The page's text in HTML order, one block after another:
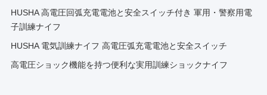
HUSHA 高電圧回弧充電電池と安全スイッチ付き 軍用・警察用電
子訓練ナイフ
HUSHA 電気訓練ナイフ 高電圧弧充電電池と安全スイッチ
高電圧ショック機能を持つ便利な実用訓練ショックナイフ